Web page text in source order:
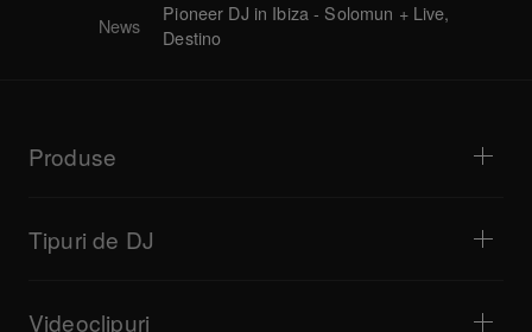
News
Pioneer DJ in Ibiza - Solomun + Live,
Destino
Produse
Mixere DJ
Sisteme DJ complete
Mostre DJ
Tipuri de DJ
Transmisiune live
Videoclipuri